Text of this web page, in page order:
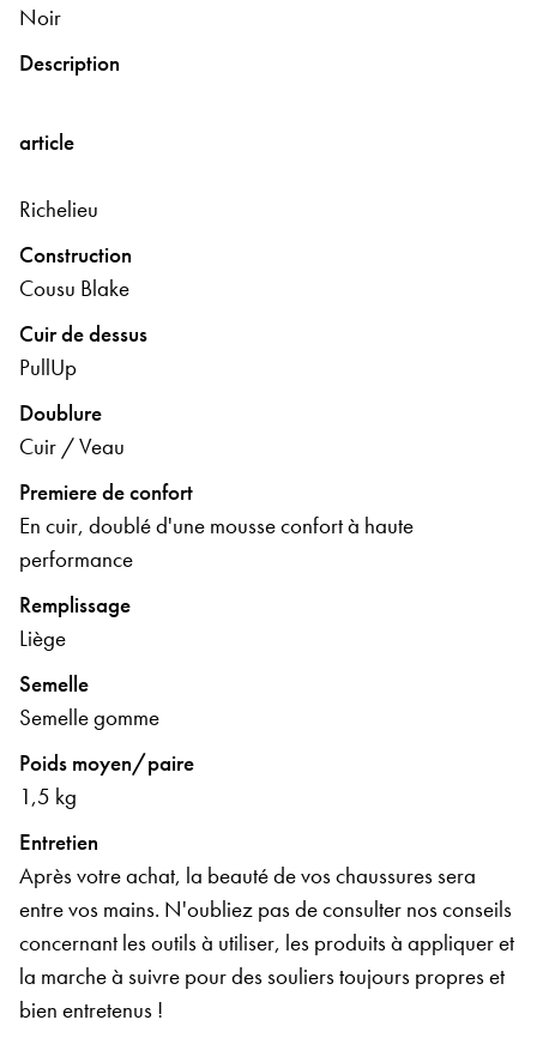
Noir
Description
article
Richelieu
Construction
Cousu Blake
Cuir de dessus
PullUp
Doublure
Cuir / Veau
Premiere de confort
En cuir, doublé d'une mousse confort à haute
performance
Remplissage
Liège
Semelle
Semelle gomme
Poids moyen/paire
1,5 kg
Entretien
Après votre achat, la beauté de vos chaussures sera
entre vos mains. N'oubliez pas de consulter nos conseils
concernant les outils à utiliser, les produits à appliquer et
la marche à suivre pour des souliers toujours propres et
bien entretenus !